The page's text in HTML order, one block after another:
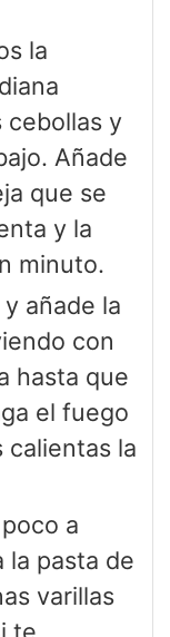
la
cebollas y
Añade
que se
y la
minuto.
añade la
con
hasta que
el fuego
calientas la
a
la pasta de
varillas
te